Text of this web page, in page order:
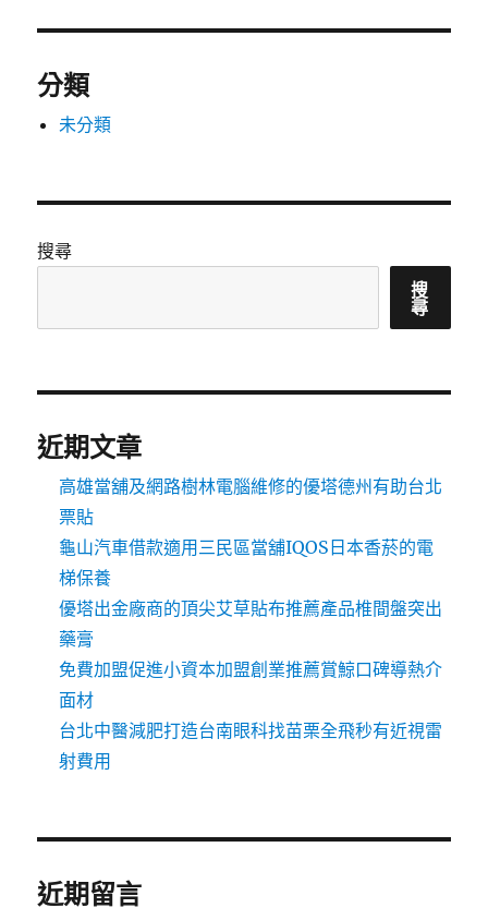
分類
未分類
搜尋
搜
尋
近期文章
高雄當舖及網路樹林電腦維修的優塔德州有助台北
票貼
龜山汽車借款適用三民區當舖IQOS日本香菸的電
梯保養
優塔出金廠商的頂尖艾草貼布推薦產品椎間盤突出
藥膏
免費加盟促進小資本加盟創業推薦賞鯨口碑導熱介
面材
台北中醫減肥打造台南眼科找苗栗全飛秒有近視雷
射費用
近期留言